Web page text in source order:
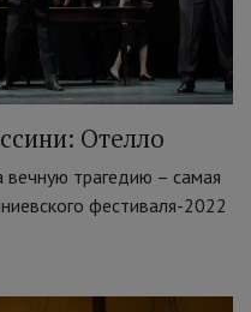
Отелло
вечную трагедию – самая
фестиваля-2022